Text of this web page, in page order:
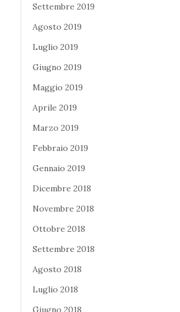
Settembre 2019
Agosto 2019
Luglio 2019
Giugno 2019
Maggio 2019
Aprile 2019
Marzo 2019
Febbraio 2019
Gennaio 2019
Dicembre 2018
Novembre 2018
Ottobre 2018
Settembre 2018
Agosto 2018
Luglio 2018
Giugno 2018